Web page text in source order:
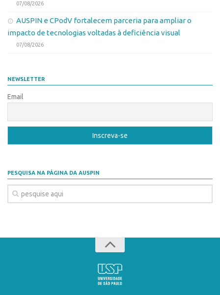
SGE
Fala Inovação (Webinar)
SciBiz
07/08/2026
AUSPIN e CPodV fortalecem parceria para ampliar o
impacto de tecnologias voltadas à deficiência visual
07/08/2026
NEWSLETTER
Email
PESQUISA NA PÁGINA DA AUSPIN